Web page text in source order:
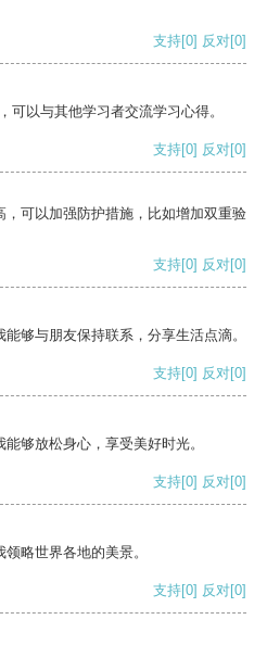
支持[0] 反对[0]
可以与其他学习者交流学习心得。
支持[0] 反对[0]
可以加强防护措施，比如增加双重验
支持[0] 反对[0]
够与朋友保持联系，分享生活点滴。
支持[0] 反对[0]
够放松身心，享受美好时光。
支持[0] 反对[0]
略世界各地的美景。
支持[0] 反对[0]